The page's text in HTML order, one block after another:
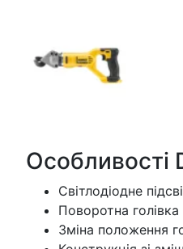
Особливості
Світлодіодне
Поворотна
Зміна положення